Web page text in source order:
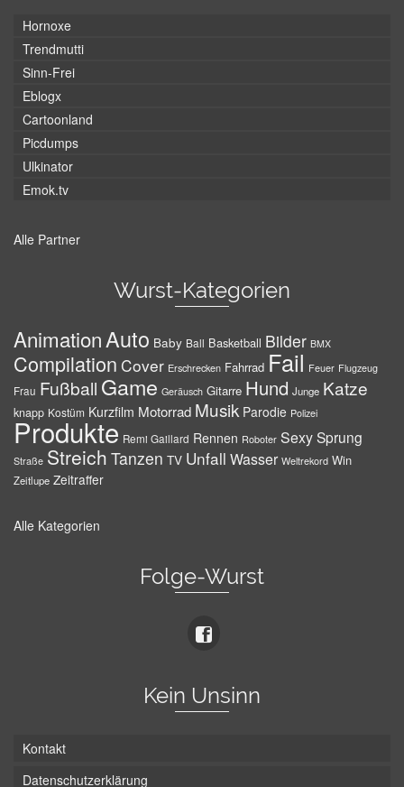
Hornoxe
Trendmutti
Sinn-Frei
Eblogx
Cartoonland
Picdumps
Ulkinator
Emok.tv
Alle Partner
Wurst-Kategorien
AnimationAuto Baby Ball Basketball Bilder BMX
Compilation Cover Erschrecken Fahrrad Fail Feuer Flugzeug
Frau Fußball Game Geräusch Gitarre Hund Junge Katze
knapp Kostüm Kurzfilm Motorrad Musik Parodie Polizei
Produkte Remi Gaillard Rennen Roboter SexySprung
Straße Streich Tanzen TV Unfall Wasser Weltrekord Win
Zeitlupe Zeitraffer
Alle Kategorien
Folge-Wurst
Kein Unsinn
Kontakt
Datenschutzerklärung